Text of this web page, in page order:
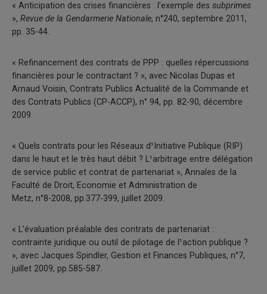
« Anticipation des crises financières : l’exemple des subprimes
», Revue de la Gendarmerie Nationale, n°240, septembre 2011,
pp. 35-44.
« Refinancement des contrats de PPP : quelles répercussions
financières pour le contractant ? », avec Nicolas Dupas et
Arnaud Voisin, Contrats Publics ­Actualité de la Commande et
des Contrats Publics (CP-ACCP), n° 94, pp. 82-90, décembre
2009.
« Quels contrats pour les Réseaux d¹Initiative Publique (RIP)
dans le haut et le très haut débit ? L¹arbitrage entre délégation
de service public et contrat de partenariat », Annales de la
Faculté de Droit, Economie et Administration de
Metz, n°8-2008, pp.377-399, juillet 2009.
« L’évaluation préalable des contrats de partenariat :
contrainte juridique ou outil de pilotage de l¹action publique ?
», avec Jacques Spindler, Gestion et Finances Publiques, n°7,
juillet 2009, pp.585-587.